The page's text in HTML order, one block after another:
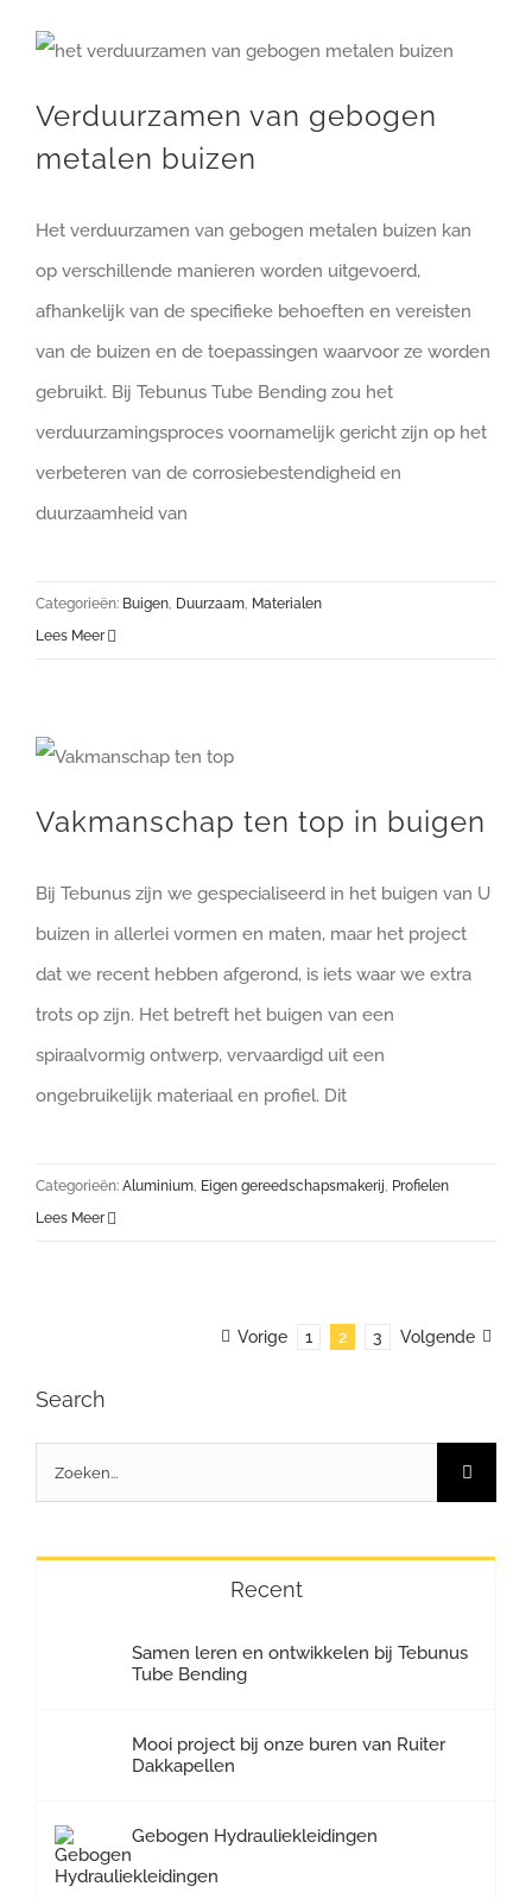
Verduurzamen van gebogen
metalen buizen
Het verduurzamen van gebogen metalen buizen kan
op verschillende manieren worden uitgevoerd,
afhankelijk van de specifieke behoeften en vereisten
van de buizen en de toepassingen waarvoor ze worden
gebruikt. Bij Tebunus Tube Bending zou het
verduurzamingsproces voornamelijk gericht zijn op het
verbeteren van de corrosiebestendigheid en
duurzaamheid van
Categorieën: Buigen Duurzaam Materialen
Lees Meer
Vakmanschap ten top in buigen
Bij Tebunus zijn we gespecialiseerd in het buigen van U
buizen in allerlei vormen en maten, maar het project
dat we recent hebben afgerond, is iets waar we extra
trots op zijn. Het betreft het buigen van een
spiraalvormig ontwerp, vervaardigd uit een
ongebruikelijk materiaal en profiel. Dit
Categorieën: Aluminium Eigen gereedschapsmakerij Profielen
Lees Meer
Vorige 1 2 3 Volgende
Search
Zoeken
naar:
Recent
Samen leren en ontwikkelen bij Tebunus
Tube Bending
Mooi project bij onze buren van Ruiter
Dakkapellen
Gebogen Hydrauliekleidingen